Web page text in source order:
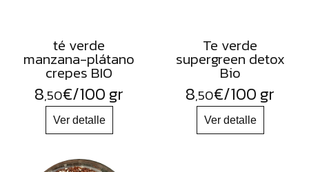
té verde
manzana-plátano
crepes BIO
8,50€/100 gr
Te verde
supergreen detox
Bio
8,50€/100 gr